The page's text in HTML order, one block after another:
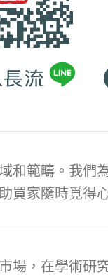
範疇。我們
買家隨時覓得
場，在學術